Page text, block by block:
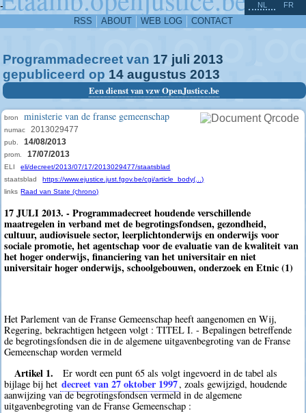
-
RSS ABOUT WEB LOG CONTACT
NL FR
Programmadecreet van 17 juli 2013
gepubliceerd op 14 augustus 2013
Een dienst van vzw OpenJustice.be
bron ministerie van de franse gemeenschap
numac 2013029477
pub. 14/08/2013
prom. 17/07/2013
ELI
eli/decreet/2013/07/17/2013029477/staatsblad
staatsblad
https://www.ejustice.just.fgov.be/cgi/article_body(...)
links Raad van State (chrono)
17 JULI 2013. - Programmadecreet houdende verschillende
maatregelen in verband met de begrotingsfondsen, gezondheid,
cultuur, audiovisuele sector, leerplichtonderwijs en onderwijs voor
sociale promotie, het agentschap voor de evaluatie van de kwaliteit van
het hoger onderwijs, financiering van het universitair en niet
universitair hoger onderwijs, schoolgebouwen, onderzoek en Etnic (1)
Het Parlement van de Franse Gemeenschap heeft aangenomen en Wij,
Regering, bekrachtigen hetgeen volgt : TITEL I. - Bepalingen betreffende
de begrotingsfondsen die in de algemene uitgavenbegroting van de Franse
Gemeenschap worden vermeld
Artikel 1.
Er wordt een punt 65 als volgt ingevoerd in de tabel als
bijlage bij het decreet van 27 oktober 1997, zoals gewijzigd, houdende
aanwijzing van de begrotingsfondsen vermeld in de algemene
uitgavenbegroting van de Franse Gemeenschap :
^